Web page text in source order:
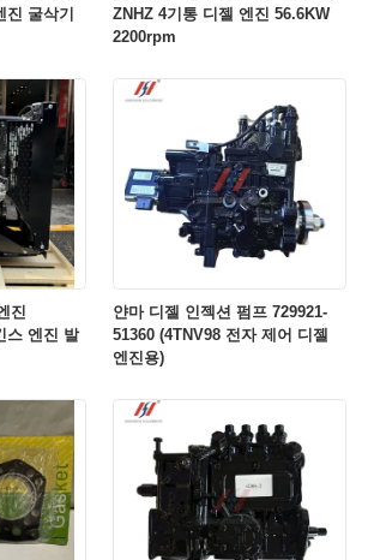
굴삭기
ZNHZ 4기통 디젤 엔진 56.6KW
2200rpm
진
스 엔진 발
얀마 디젤 인젝션 펌프 729921-
51360 (4TNV98 전자 제어 디젤
엔진용)